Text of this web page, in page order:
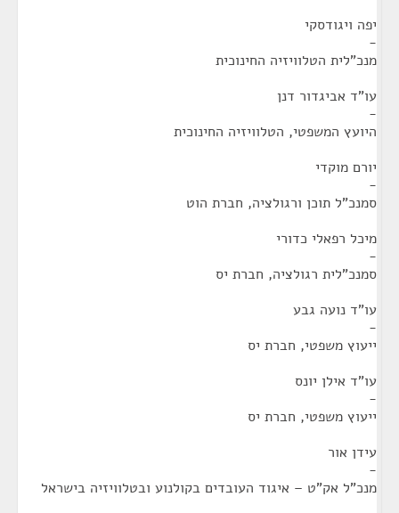
יפה ויגודסקי
-
מנכ"לית הטלוויזיה החינוכית
עו"ד אביגדור דנן
-
היועץ המשפטי, הטלוויזיה החינוכית
יורם מוקדי
-
סמנכ"ל תוכן ורגולציה, חברת הוט
מיכל רפאלי כדורי
-
סמנכ"לית רגולציה, חברת יס
עו"ד נועה גבע
-
ייעוץ משפטי, חברת יס
עו"ד אילן יונס
-
ייעוץ משפטי, חברת יס
עידן אור
-
מנכ"ל אק"ט – איגוד העובדים בקולנוע ובטלוויזיה בישראל